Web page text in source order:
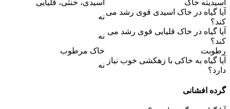
اسیدیته خاک
اسیدی، خنثی، قلیایی
آیا گیاه در خاک اسیدی قوی رشد می
کند؟
نه
آیا گیاه در خاک قلیایی قوی رشد می
کند؟
نه
رطوبت
خاک مرطوب
آیا گیاه به خاکی با زهکشی خوب نیاز
دارد؟
نه
گرده افشانی